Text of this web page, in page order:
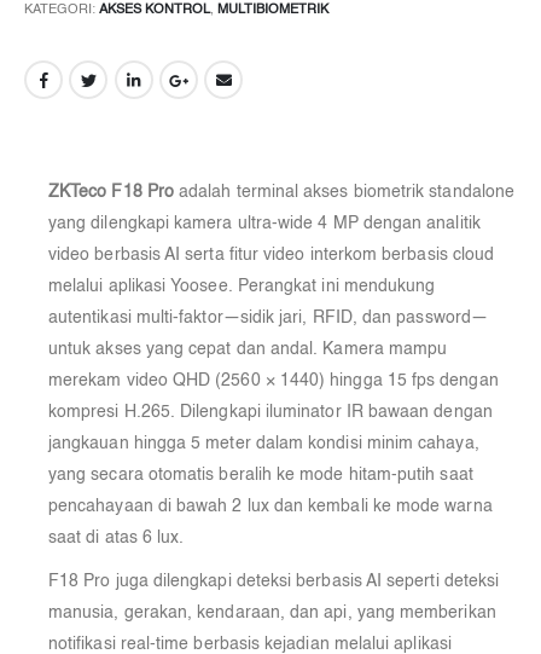
KATEGORI: AKSES KONTROL, MULTIBIOMETRIK
ZKTeco F18 Proadalah terminal akses biometrik standalone
yang dilengkapi kamera ultra-wide 4 MP dengan analitik
video berbasis AI serta fitur video interkom berbasis cloud
melalui aplikasi Yoosee. Perangkat ini mendukung
autentikasi multi-faktor—sidik jari, RFID, dan password—
untuk akses yang cepat dan andal. Kamera mampu
merekam video QHD (2560 × 1440) hingga 15 fps dengan
kompresi H.265. Dilengkapi iluminator IR bawaan dengan
jangkauan hingga 5 meter dalam kondisi minim cahaya,
yang secara otomatis beralih ke mode hitam-putih saat
pencahayaan di bawah 2 lux dan kembali ke mode warna
saat di atas 6 lux.
F18 Pro juga dilengkapi deteksi berbasis AI seperti deteksi
manusia, gerakan, kendaraan, dan api, yang memberikan
notifikasi real-time berbasis kejadian melalui aplikasi